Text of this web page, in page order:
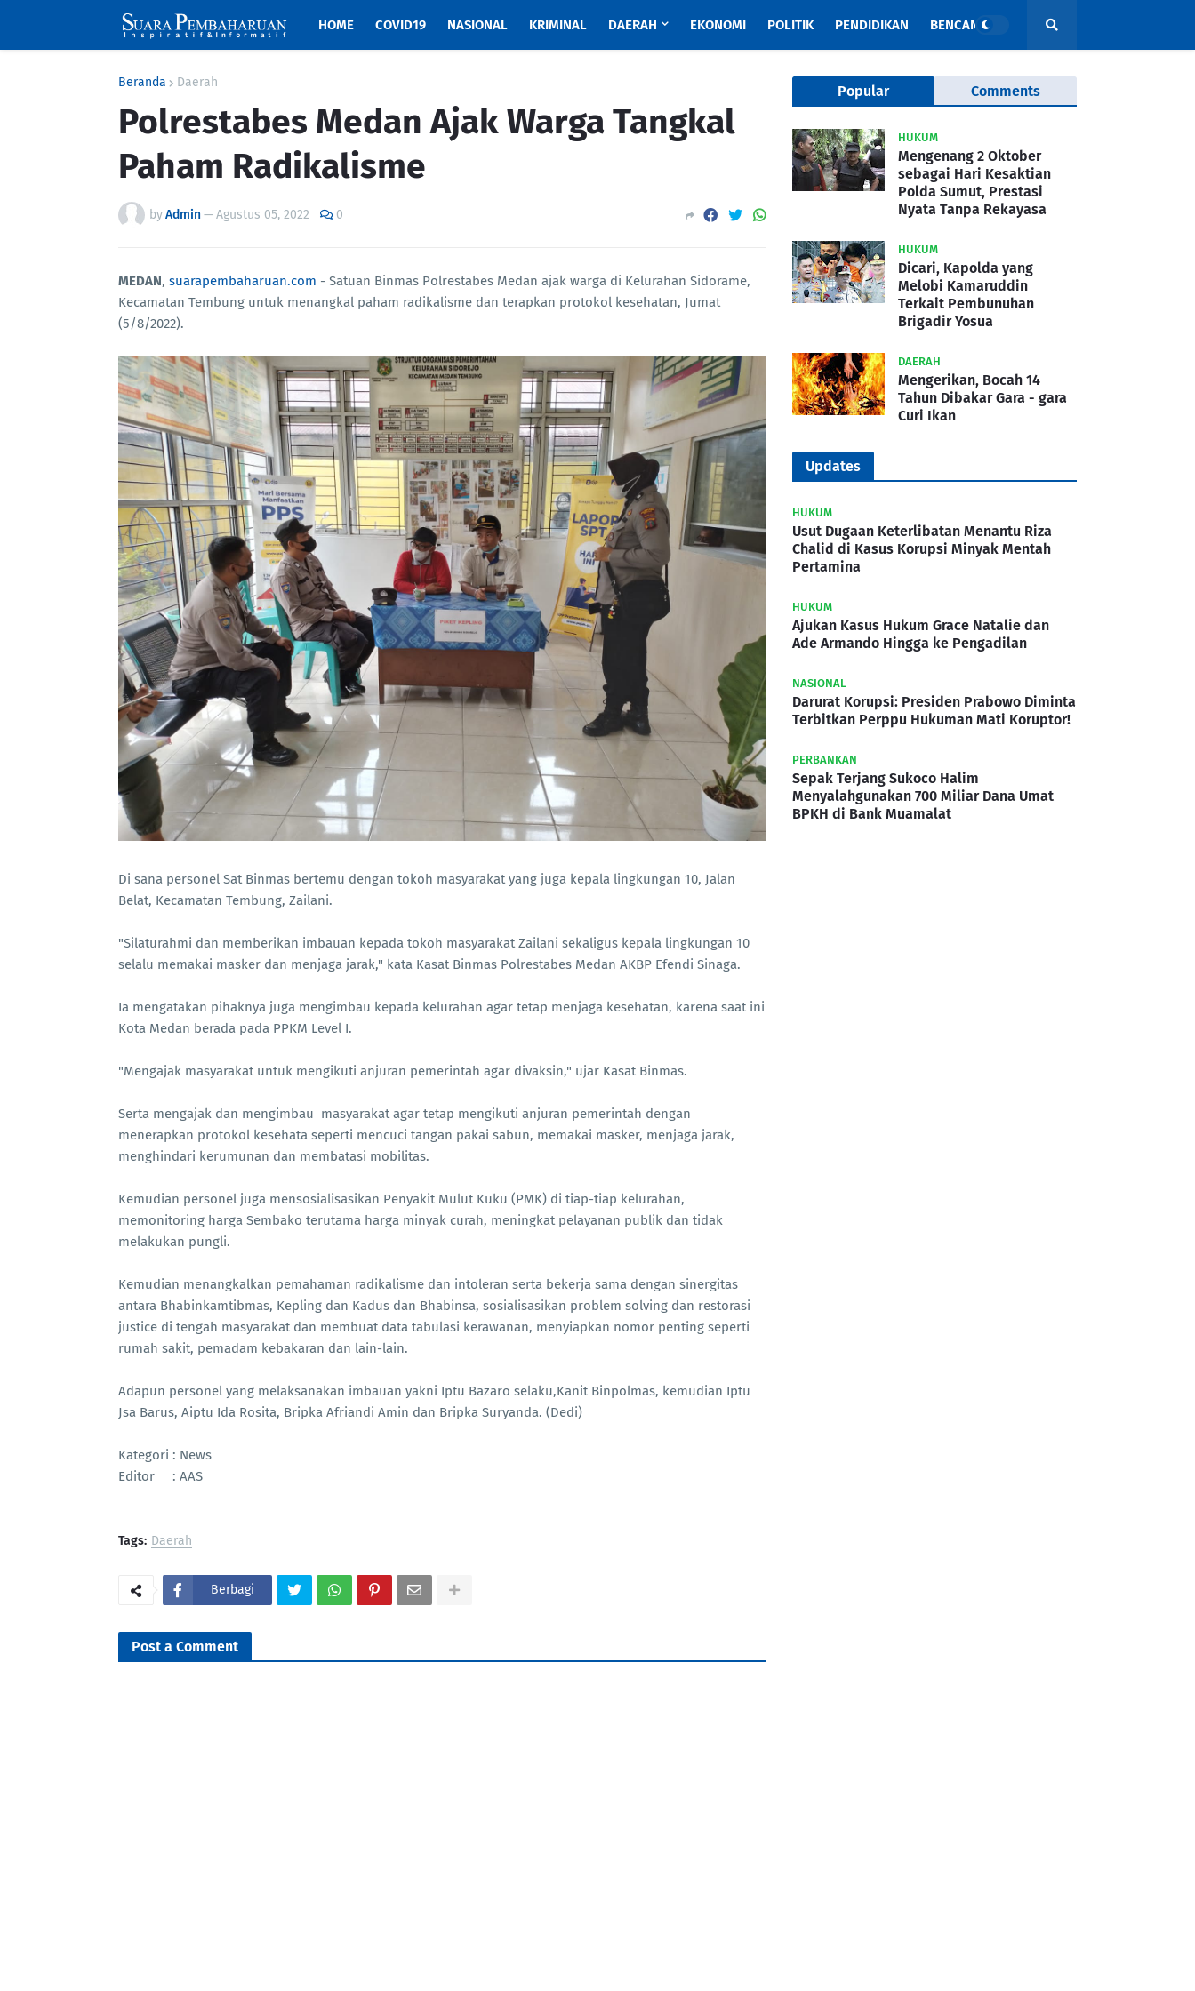
HOME COVID19 NASIONAL KRIMINAL DAERAH EKONOMI POLITIK PENDIDIKAN BENCANA
Beranda Daerah
Polrestabes Medan Ajak Warga Tangkal
Paham Radikalisme
byAdmin—Agustus 05, 2022 0
MEDAN, suarapembaharuan.com - Satuan Binmas Polrestabes Medan ajak warga di Kelurahan Sidorame,
Kecamatan Tembung untuk menangkal paham radikalisme dan terapkan protokol kesehatan, Jumat
(5/8/2022).
Di sana personel Sat Binmas bertemu dengan tokoh masyarakat yang juga kepala lingkungan 10, Jalan
Belat, Kecamatan Tembung, Zailani.
"Silaturahmi dan memberikan imbauan kepada tokoh masyarakat Zailani sekaligus kepala lingkungan 10
selalu memakai masker dan menjaga jarak," kata Kasat Binmas Polrestabes Medan AKBP Efendi Sinaga.
Ia mengatakan pihaknya juga mengimbau kepada kelurahan agar tetap menjaga kesehatan, karena saat ini
Kota Medan berada pada PPKM Level I.
"Mengajak masyarakat untuk mengikuti anjuran pemerintah agar divaksin," ujar Kasat Binmas.
Serta mengajak dan mengimbau masyarakat agar tetap mengikuti anjuran pemerintah dengan
menerapkan protokol kesehata seperti mencuci tangan pakai sabun, memakai masker, menjaga jarak,
menghindari kerumunan dan membatasi mobilitas.
Kemudian personel juga mensosialisasikan Penyakit Mulut Kuku (PMK) di tiap-tiap kelurahan,
memonitoring harga Sembako terutama harga minyak curah, meningkat pelayanan publik dan tidak
melakukan pungli.
Kemudian menangkalkan pemahaman radikalisme dan intoleran serta bekerja sama dengan sinergitas
antara Bhabinkamtibmas, Kepling dan Kadus dan Bhabinsa, sosialisasikan problem solving dan restorasi
justice di tengah masyarakat dan membuat data tabulasi kerawanan, menyiapkan nomor penting seperti
rumah sakit, pemadam kebakaran dan lain-lain.
Adapun personel yang melaksanakan imbauan yakni Iptu Bazaro selaku,Kanit Binpolmas, kemudian Iptu
Jsa Barus, Aiptu Ida Rosita, Bripka Afriandi Amin dan Bripka Suryanda. (Dedi)
Kategori : News
Editor : AAS
Tags: Daerah
Berbagi
Post a Comment
Popular Comments
HUKUM
Mengenang 2 Oktober
sebagai Hari Kesaktian
Polda Sumut, Prestasi
Nyata Tanpa Rekayasa
HUKUM
Dicari, Kapolda yang
Melobi Kamaruddin
Terkait Pembunuhan
Brigadir Yosua
DAERAH
Mengerikan, Bocah 14
Tahun Dibakar Gara - gara
Curi Ikan
Updates
HUKUM
Usut Dugaan Keterlibatan Menantu Riza
Chalid di Kasus Korupsi Minyak Mentah
Pertamina
HUKUM
Ajukan Kasus Hukum Grace Natalie dan
Ade Armando Hingga ke Pengadilan
NASIONAL
Darurat Korupsi: Presiden Prabowo Diminta
Terbitkan Perppu Hukuman Mati Koruptor!
PERBANKAN
Sepak Terjang Sukoco Halim
Menyalahgunakan 700 Miliar Dana Umat
BPKH di Bank Muamalat